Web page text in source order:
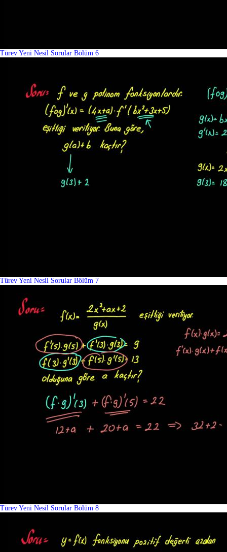
Türev Yeni Nesil Sorular Bölüm 6
Türev Yeni Nesil Sorular Bölüm 7
Türev Yeni Nesil Sorular Bölüm 8